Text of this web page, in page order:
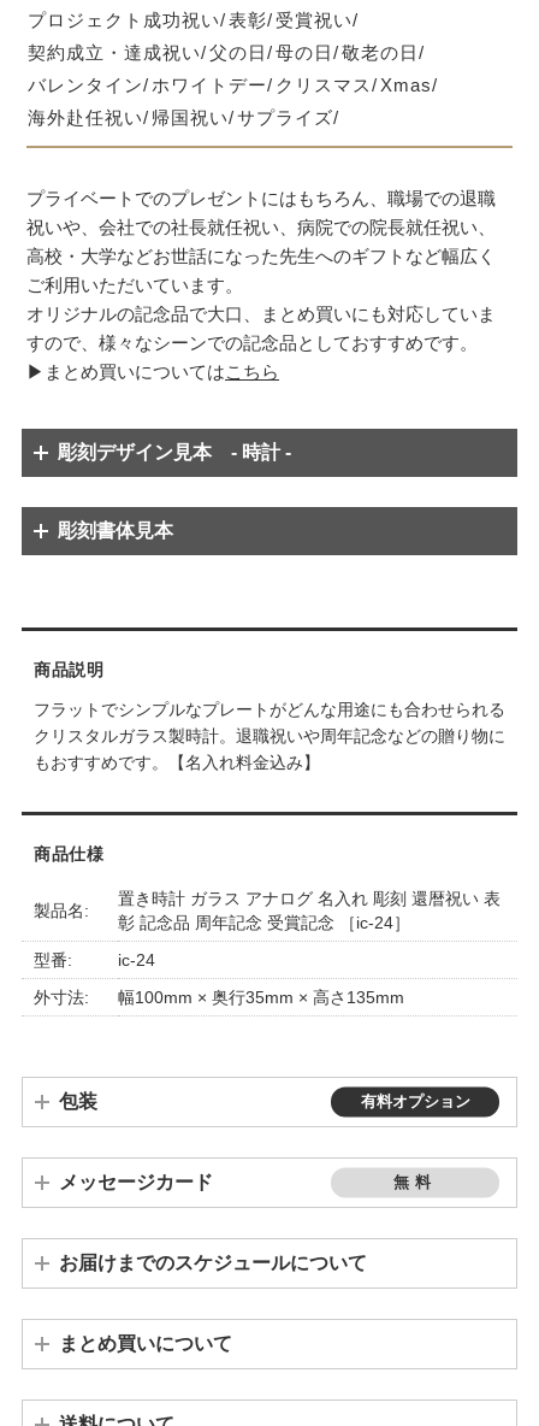
プロジェクト成功祝い 表彰 受賞祝い
契約成立・達成祝い 父の日 母の日 敬老の日
バレンタイン ホワイトデー クリスマス Xmas
海外赴任祝い 帰国祝い サプライズ
プライベートでのプレゼントにはもちろん、職場での退職
祝いや、会社での社長就任祝い、病院での院長就任祝い、
高校・大学などお世話になった先生へのギフトなど幅広く
ご利用いただいています。
オリジナルの記念品で大口、まとめ買いにも対応していま
すので、様々なシーンでの記念品としておすすめです。
▶まとめ買いについてはこちら
彫刻デザイン見本 - 時計 -
彫刻書体見本
商品説明
フラットでシンプルなプレートがどんな用途にも合わせられる
クリスタルガラス製時計。退職祝いや周年記念などの贈り物に
もおすすめです。【名入れ料金込み】
商品仕様
製品名:
置き時計 ガラス アナログ 名入れ 彫刻 還暦祝い 表
彰 記念品 周年記念 受賞記念 ［ic-24］
型番:
ic-24
外寸法:
幅100mm × 奥行35mm × 高さ135mm
包装 有料オプション
メッセージカード 無料
お届けまでのスケジュールについて
まとめ買いについて